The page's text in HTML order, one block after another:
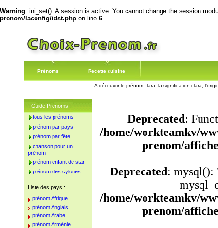
Warning: ini_set(): A session is active. You cannot change the session
prenom/laconfig/idst.php on line 6
Prénoms Recette cuisine
A découvrir le prénom clara, la signification clara,
Deprecated:
/home/workteamkv/
prenom/
Deprecated: mysql():
/home/workteamkv/
prenom/
Guide Prénoms
tous les prénoms
prénom par pays
prénom par fête
chanson pour un
prénom
prénom enfant de star
prénom des cylones
Liste des pays :
prénom Afrique
prénom Anglais
prénom Arabe
prénom Arménie